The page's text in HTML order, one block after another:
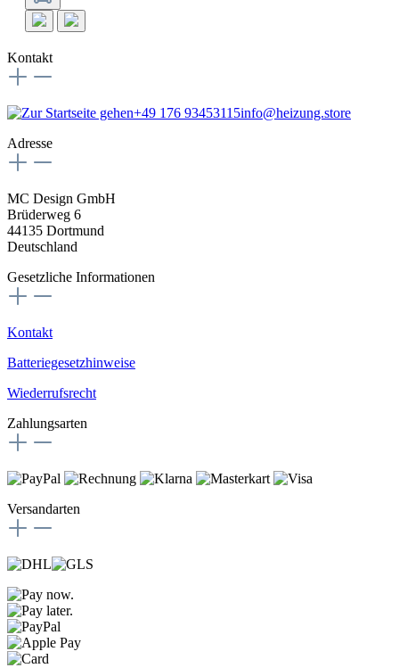
Kontakt
+49 176 93453115info@heizung.store
Adresse
MC Design GmbH
Brüderweg 6
44135 Dortmund
Deutschland
Gesetzliche Informationen
Kontakt
Batteriegesetzhinweise
Wiederrufsrecht
Zahlungsarten
Versandarten